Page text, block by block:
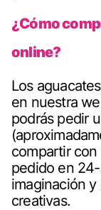
¿Cómo
online?
Los
en nuestra
podrás pedir
compartir con
pedido en
imaginación
creativas.